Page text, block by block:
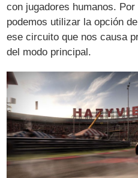
con jugadores humanos.
podemos utilizar la opción
ese circuito que nos causa
del modo principal.